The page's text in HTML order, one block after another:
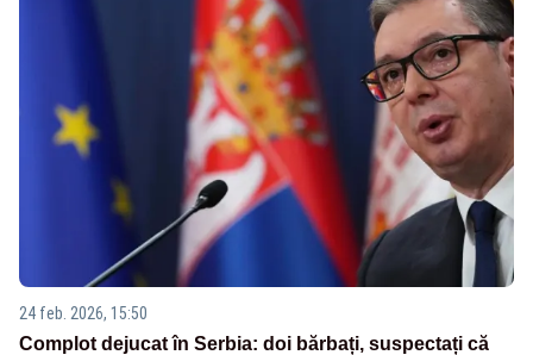
24 feb. 2026, 15:50
Complot dejucat în Serbia: doi bărbați, suspectați că